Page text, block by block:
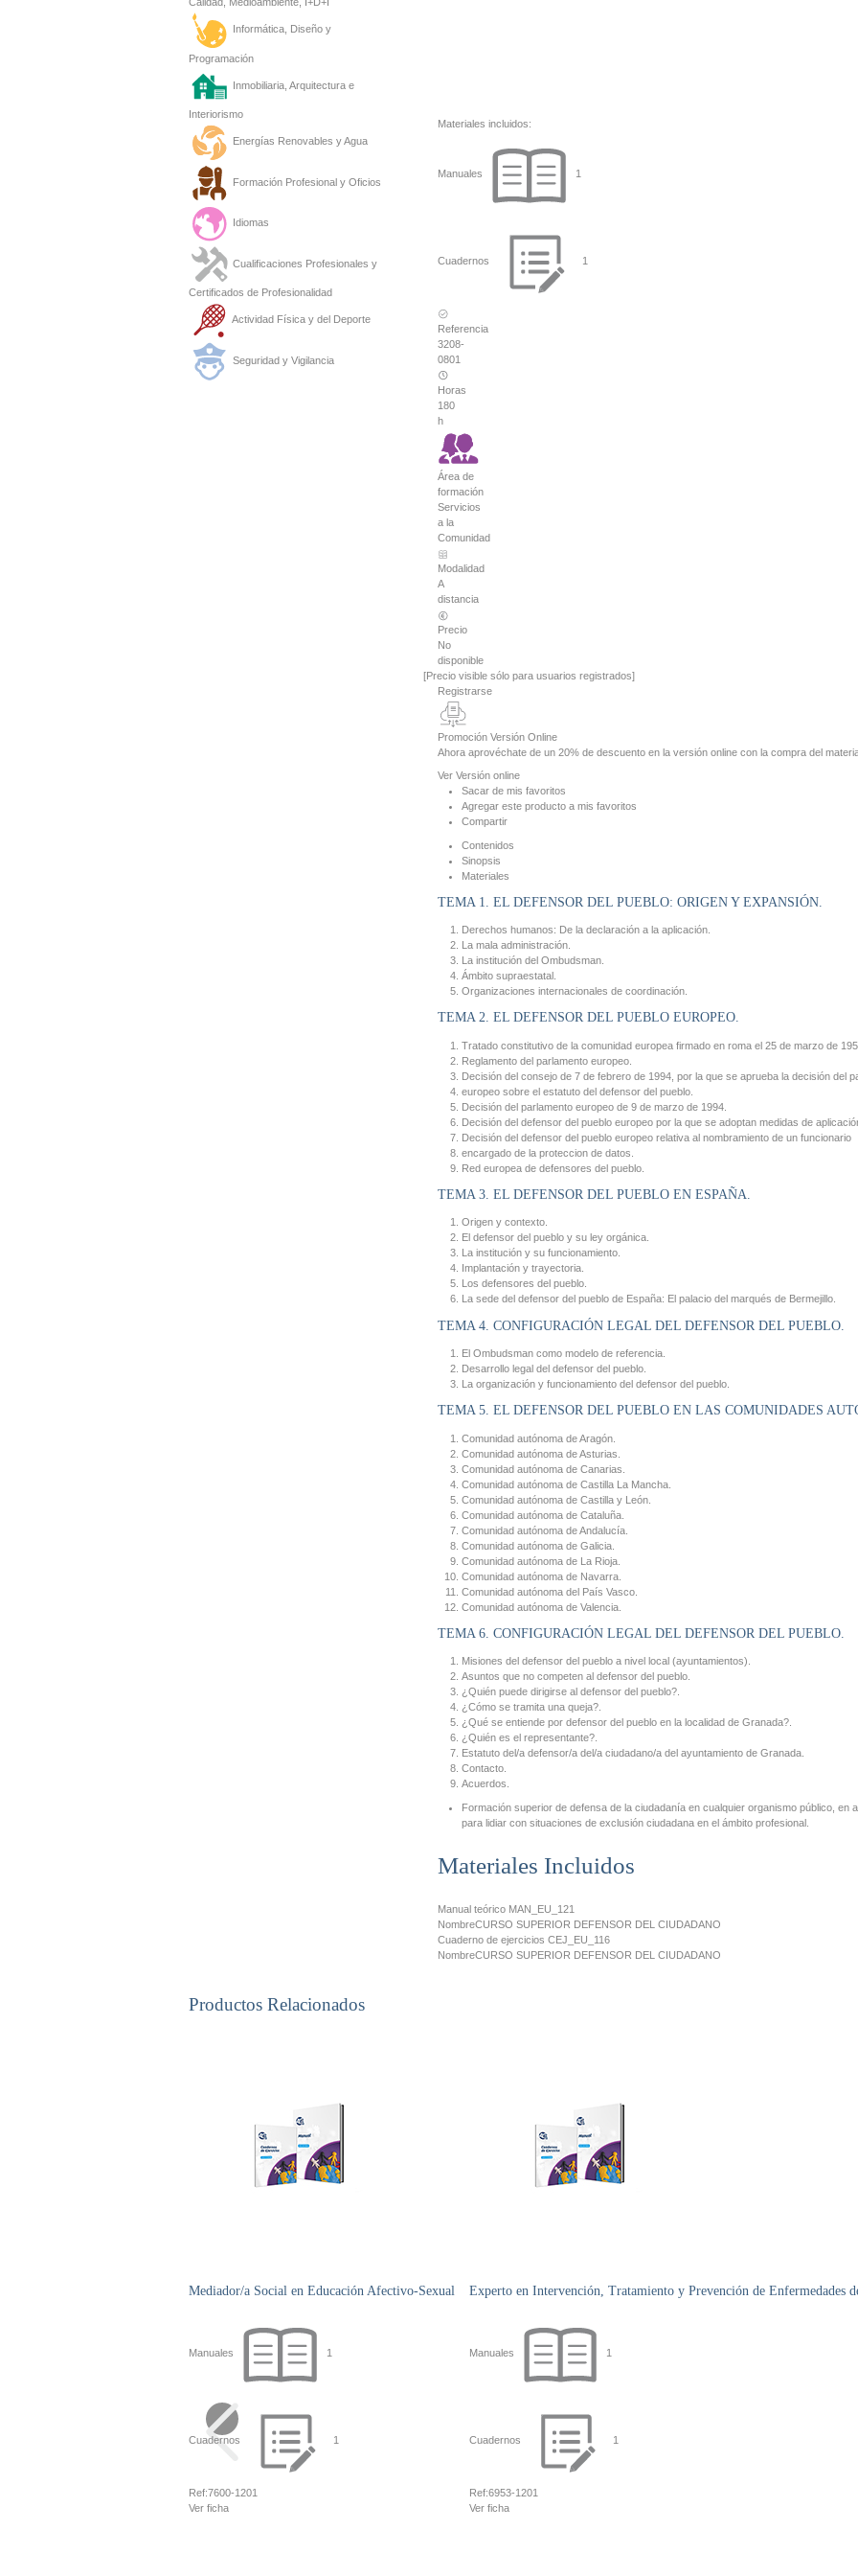
Informática, Diseño y
Programación
Inmobiliaria, Arquitectura e
Interiorismo
Energías Renovables y Agua
Formación Profesional y Oficios
Idiomas
Cualificaciones Profesionales y
Certificados de Profesionalidad
Actividad Física y del Deporte
Seguridad y Vigilancia
Materiales incluidos:
Manuales 1
Cuadernos 1
Referencia
3208-
0801
Horas
180
h
Área de
formación
Servicios
a la
Comunidad
Modalidad
A
distancia
Precio
No
disponible
[Precio visible sólo para usuarios registrados]
Registrarse
Promoción Versión Online
Ahora aprovéchate de un 20% de descuento en la versión online con la compra del
Ver Versión online
Sacar de mis favoritos
Agregar este producto a mis favoritos
Compartir
Contenidos
Sinopsis
Materiales
TEMA 1. EL DEFENSOR DEL PUEBLO: ORIGEN Y EXPANSIÓN.
Derechos humanos: De la declaración a la aplicación.
La mala administración.
La institución del Ombudsman.
Ámbito supraestatal.
Organizaciones internacionales de coordinación.
TEMA 2. EL DEFENSOR DEL PUEBLO EUROPEO.
Tratado constitutivo de la comunidad europea firmado en roma el 25 de marzo de
Reglamento del parlamento europeo.
Decisión del consejo de 7 de febrero de 1994, por la que se aprueba la decisión del
europeo sobre el estatuto del defensor del pueblo.
Decisión del parlamento europeo de 9 de marzo de 1994.
Decisión del defensor del pueblo europeo por la que se adoptan medidas de
Decisión del defensor del pueblo europeo relativa al nombramiento de un funcionario
encargado de la proteccion de datos.
Red europea de defensores del pueblo.
TEMA 3. EL DEFENSOR DEL PUEBLO EN ESPAÑA.
Origen y contexto.
El defensor del pueblo y su ley orgánica.
La institución y su funcionamiento.
Implantación y trayectoria.
Los defensores del pueblo.
La sede del defensor del pueblo de España: El palacio del marqués de Bermejillo.
TEMA 4. CONFIGURACIÓN LEGAL DEL DEFENSOR DEL PUEBLO.
El Ombudsman como modelo de referencia.
Desarrollo legal del defensor del pueblo.
La organización y funcionamiento del defensor del pueblo.
TEMA 5. EL DEFENSOR DEL PUEBLO EN LAS COMUNIDADES
Comunidad autónoma de Aragón.
Comunidad autónoma de Asturias.
Comunidad autónoma de Canarias.
Comunidad autónoma de Castilla La Mancha.
Comunidad autónoma de Castilla y León.
Comunidad autónoma de Cataluña.
Comunidad autónoma de Andalucía.
Comunidad autónoma de Galicia.
Comunidad autónoma de La Rioja.
Comunidad autónoma de Navarra.
Comunidad autónoma del País Vasco.
Comunidad autónoma de Valencia.
TEMA 6. CONFIGURACIÓN LEGAL DEL DEFENSOR DEL PUEBLO.
Misiones del defensor del pueblo a nivel local (ayuntamientos).
Asuntos que no competen al defensor del pueblo.
¿Quién puede dirigirse al defensor del pueblo?.
¿Cómo se tramita una queja?.
¿Qué se entiende por defensor del pueblo en la localidad de Granada?.
¿Quién es el representante?.
Estatuto del/a defensor/a del/a ciudadano/a del ayuntamiento de Granada.
Contacto.
Acuerdos.
Formación superior de defensa de la ciudadanía en cualquier organismo público, en
para lidiar con situaciones de exclusión ciudadana en el ámbito profesional.
Materiales Incluidos
Manual teórico MAN_EU_121
NombreCURSO SUPERIOR DEFENSOR DEL CIUDADANO
Cuaderno de ejercicios CEJ_EU_116
NombreCURSO SUPERIOR DEFENSOR DEL CIUDADANO
Productos Relacionados
Mediador/a Social en Educación Afectivo-Sexual
Manuales 1
Cuadernos 1
Ref:7600-1201
Ver ficha
Experto en Intervención, Tratamiento y Prevención de Enfermedades
Manuales 1
Cuadernos 1
Ref:6953-1201
Ver ficha